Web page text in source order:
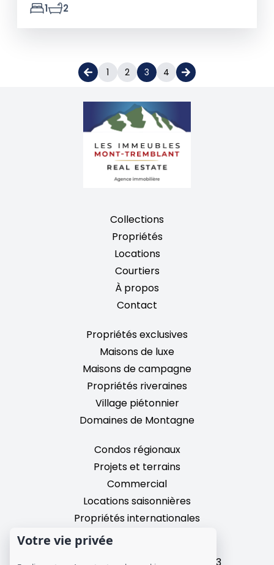
1
2
1 2 3 4
Collections
Propriétés
Locations
Courtiers
À propos
Contact
Propriétés exclusives
Maisons de luxe
Maisons de campagne
Propriétés riveraines
Village piétonnier
Domaines de Montagne
Condos régionaux
Projets et terrains
Commercial
Locations saisonnières
Propriétés internationales
2195, chemin du Village,
Votre vie privée